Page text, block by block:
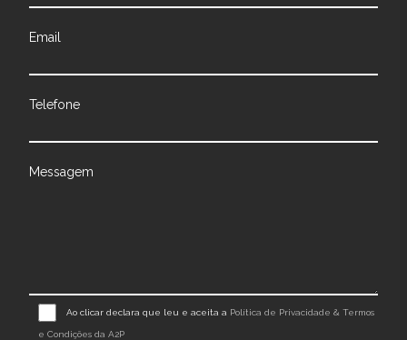
Email
Telefone
Messagem
Ao clicar declara que leu e aceita a Política de Privacidade & Termos
e Condições da A2P